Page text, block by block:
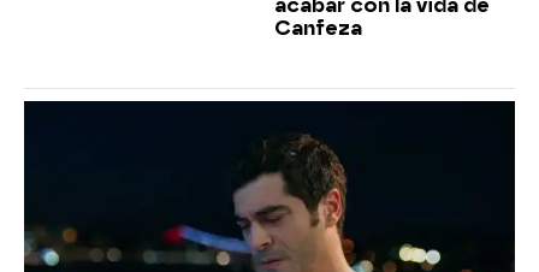
acabar con la vida de
Canfeza